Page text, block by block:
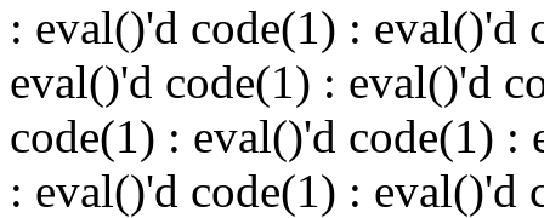
: eval()'d code(1) : eval()'d
eval()'d code(1) : eval()'d
code(1) : eval()'d code(1) :
: eval()'d code(1) : eval()'d